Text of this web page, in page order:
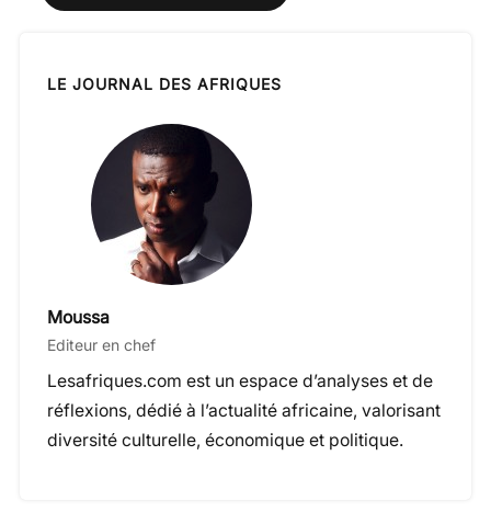
LE JOURNAL DES AFRIQUES
Moussa
Editeur en chef
Lesafriques.com est un espace d’analyses et de
réflexions, dédié à l’actualité africaine, valorisant
diversité culturelle, économique et politique.